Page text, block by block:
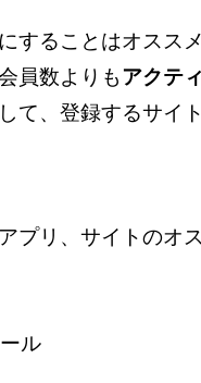
することはオスス
員数よりもアクテ
て、登録するサイ
プリ、サイトのオ
ル